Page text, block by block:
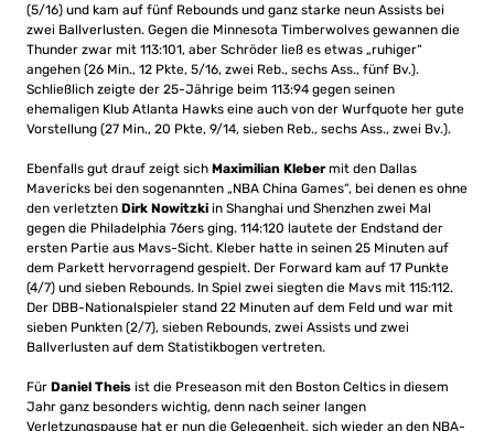
(5/16) und kam auf fünf Rebounds und ganz starke neun Assists bei
zwei Ballverlusten. Gegen die Minnesota Timberwolves gewannen die
Thunder zwar mit 113:101, aber Schröder ließ es etwas „ruhiger“
angehen (26 Min., 12 Pkte, 5/16, zwei Reb., sechs Ass., fünf Bv.).
Schließlich zeigte der 25-Jährige beim 113:94 gegen seinen
ehemaligen Klub Atlanta Hawks eine auch von der Wurfquote her gute
Vorstellung (27 Min., 20 Pkte, 9/14, sieben Reb., sechs Ass., zwei Bv.).
Ebenfalls gut drauf zeigt sich Maximilian Klebermit den Dallas
Mavericks bei den sogenannten „NBA China Games“, bei denen es ohne
den verletzten Dirk Nowitzki in Shanghai und Shenzhen zwei Mal
gegen die Philadelphia 76ers ging. 114:120 lautete der Endstand der
ersten Partie aus Mavs-Sicht. Kleber hatte in seinen 25 Minuten auf
dem Parkett hervorragend gespielt. Der Forward kam auf 17 Punkte
(4/7) und sieben Rebounds. In Spiel zwei siegten die Mavs mit 115:112.
Der DBB-Nationalspieler stand 22 Minuten auf dem Feld und war mit
sieben Punkten (2/7), sieben Rebounds, zwei Assists und zwei
Ballverlusten auf dem Statistikbogen vertreten.
Für Daniel Theis ist die Preseason mit den Boston Celtics in diesem
Jahr ganz besonders wichtig, denn nach seiner langen
Verletzungspause hat er nun die Gelegenheit, sich wieder an den NBA-